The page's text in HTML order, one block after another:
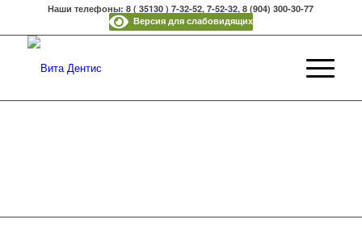
Наши телефоны: 8 ( 35130 ) 7-32-52, 7-52-32, 8 (904) 300-30-77
Версия для слабовидящих